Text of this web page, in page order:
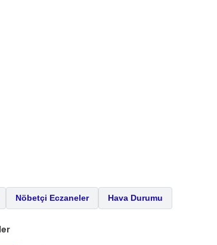
Nöbetçi Eczaneler Hava Durumu